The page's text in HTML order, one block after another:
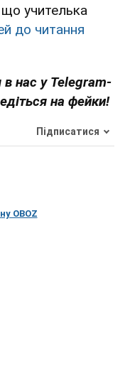
що учителька
до читання
в нас у Telegram-
на фейки!
Підписатися
OBOZ